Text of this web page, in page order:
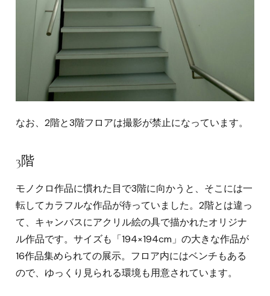
なお、2階と3階フロアは撮影が禁止になっています。
3階
モノクロ作品に慣れた目で3階に向かうと、そこには一
転してカラフルな作品が待っていました。2階とは違っ
て、キャンバスにアクリル絵の具で描かれたオリジナ
ル作品です。サイズも「194×194cm」の大きな作品が
16作品集められての展示。フロア内にはベンチもある
ので、ゆっくり見られる環境も用意されています。